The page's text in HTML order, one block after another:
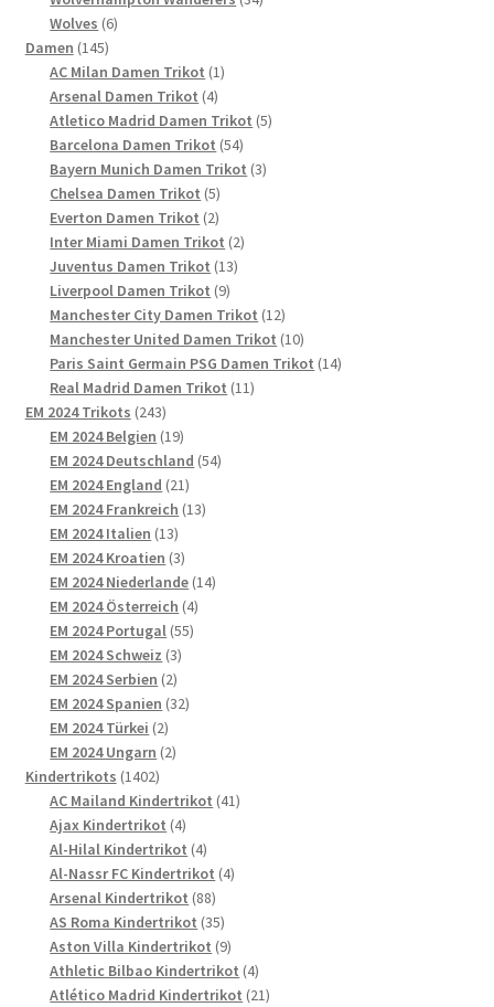
Wolves 66
Damen 145145
Produkte
AC Milan Damen Trikot 11
Arsenal Damen Trikot 44
Produkte
Atletico Madrid Damen Trikot 55
Barcelona Damen Trikot 5454
Produkte
Bayern Munich Damen Trikot 33
Chelsea Damen Trikot 55
Produkte
Everton Damen Trikot 22
Produkte
Inter Miami Damen Trikot 22
Juventus Damen Trikot 1313
Liverpool Damen Trikot 99
Produkte
Manchester City Damen Trikot 1212
Produkte
Manchester United Damen Trikot 1010
Produkte
Paris Saint Germain PSG Damen Trikot 1414
Real Madrid Damen Trikot 1111
EM 2024 Trikots 243243
Produkte
EM 2024 Belgien 1919
Produkte
EM 2024 Deutschland 5454
EM 2024 England 2121
Produkte
EM 2024 Frankreich 1313
EM 2024 Italien 1313
Produkte
EM 2024 Kroatien 33
Produkte
EM 2024 Niederlande 1414
EM 2024 Österreich 44
EM 2024 Portugal 5555
EM 2024 Schweiz 33
EM 2024 Serbien 22
Produkte
EM 2024 Spanien 3232
EM 2024 Türkei 22
Produkte
EM 2024 Ungarn 22
Kindertrikots 14021402
Produkte
AC Mailand Kindertrikot 4141
Ajax Kindertrikot 44
Produkte
Al-Hilal Kindertrikot 44
Produkte
Al-Nassr FC Kindertrikot 44
Arsenal Kindertrikot 8888
Produkte
AS Roma Kindertrikot 3535
Produkte
Aston Villa Kindertrikot 99
Produkte
Athletic Bilbao Kindertrikot 44
Produkte
Atlético Madrid Kindertrikot 2121